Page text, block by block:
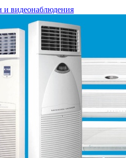
и видеонаблюдения